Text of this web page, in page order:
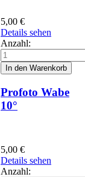
5,00 €
Details sehen
Anzahl:
Profoto Wabe
10°
5,00 €
Details sehen
Anzahl: